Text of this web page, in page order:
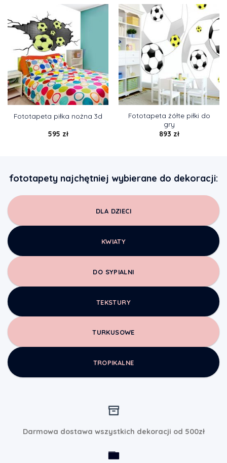
Fototapeta piłka nożna 3d
595 zł
Fototapeta żółte piłki do
gry
893 zł
fototapety najchętniej wybierane do dekoracji:
DLA DZIECI
KWIATY
DO SYPIALNI
TEKSTURY
TURKUSOWE
TROPIKALNE
Darmowa dostawa wszystkich dekoracji od 500zł